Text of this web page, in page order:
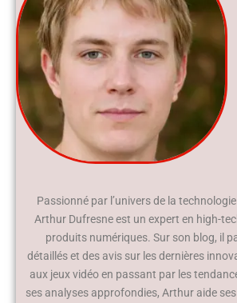
Passionné par l’univers de la
Arthur Dufresne est un expert en high-
produits numériques. Sur son blog, il
détaillés et des avis sur les dernières
aux jeux vidéo en passant par les
ses analyses approfondies, Arthur aide